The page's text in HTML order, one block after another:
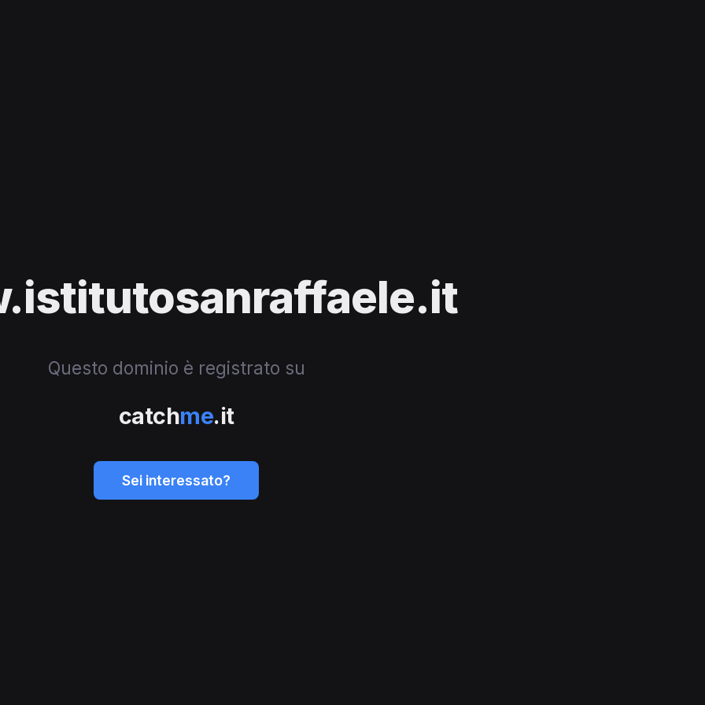
Questo dominio è registrato su
catchme.it
Sei interessato?